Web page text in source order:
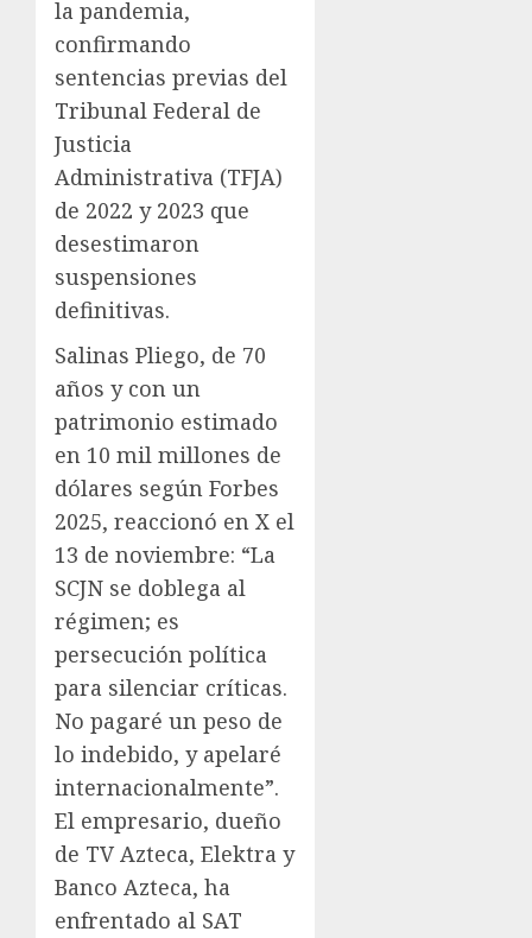
la pandemia,
confirmando
sentencias previas del
Tribunal Federal de
Justicia
Administrativa (TFJA)
de 2022 y 2023 que
desestimaron
suspensiones
definitivas.
Salinas Pliego, de 70
años y con un
patrimonio estimado
en 10 mil millones de
dólares según Forbes
2025, reaccionó en X el
13 de noviembre: “La
SCJN se doblega al
régimen; es
persecución política
para silenciar críticas.
No pagaré un peso de
lo indebido, y apelaré
internacionalmente”.
El empresario, dueño
de TV Azteca, Elektra y
Banco Azteca, ha
enfrentado al SAT